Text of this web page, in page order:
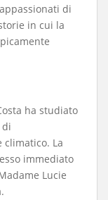
di
in cui la
ha studiato
di
climatico. La
immediato
Lucie